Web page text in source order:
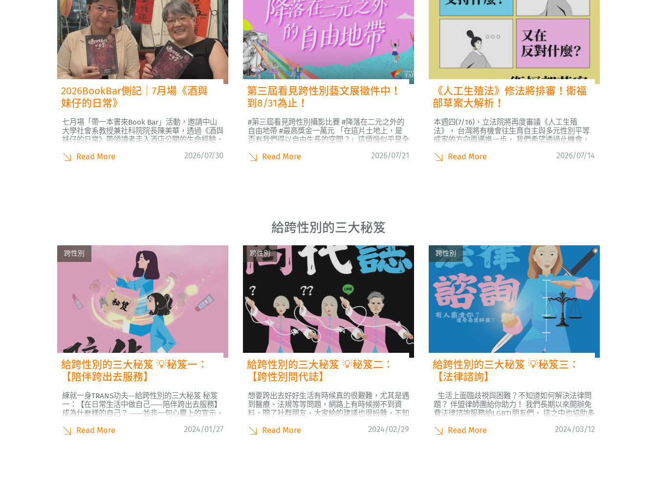
2026BookBar側記│7月場《酒與
妹仔的日常》
七月場「帶一本書來Book Bar」活動，邀請中山
大學社會系教授兼社科院院長陳美華，透過《酒與
妹仔的日常》帶領讀者走入酒店公關的生命經驗，
理事長許秀雯律師擔任主持。從公關與家人的情感
Read More 2026/07/30
第三屆看見跨性別藝文展徵件中！
到8/31為止！
#第三屆看見跨性別攝影比賽 #降落在二元之外的
自由地帶 #最高獎金一萬元 「在這片土地上，是
否有我們得以自由生長的空間？」這煩惱似乎是全
卸下社會期待後，是否還有一個能安穩接住自己的
Read More 2026/07/21
《人工生殖法》修法將排審！衛福
部草案大解析！
本週四(7/16)，立法院將再度審議《人工生殖
法》， 台灣將有機會往生育自主與多元性別平等
成家的方向再邁進一步， 我們希望透過此機會，
又反對什麼」？ ─ ⭕【伴盟支持什麼？】 我們支
Read More 2026/07/14
給跨性別的三大秘笈
跨性別
給跨性別的三大秘笈 💡秘笈一：
【陪伴跨出去服務】
練就一身TRANS功夫—給跨性別的三大秘笈 秘笈
一：【在日常生活中做自己——陪伴跨出去服務】
成為什麼樣的自己？ ——並非一句心靈上的宣示，
程。 以自己認同的性別樣貌適應日常生活，是許
Read More 2024/01/27
跨性別
給跨性別的三大秘笈 💡秘笈二：
【跨性別問代誌】
想要跨出去好好生活有時候真的很艱難，尤其是遇
到醫療、法規等等問題，網路上有時候撈不到資
料，問了社群朋友，大家給的建議也很紛雜，不知
的需求，即日起開放Line官方帳號【伴盟｜跨性別
Read More 2024/02/29
跨性別
給跨性別的三大秘笈 💡秘笈三：
【法律諮詢】
生活上面臨歧視與困難？不知道如何解決法律問
題？ 伴盟律師團給你助力！ 我們長期以來開辦免
費法律諮詢服務給LGBTI朋友們， 這之中也協助多
解雇、被迫出櫃、被迫使用特定/不符合性別認同
Read More 2024/03/12